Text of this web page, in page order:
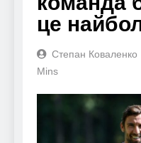
це
Степан Коваленко
Mins